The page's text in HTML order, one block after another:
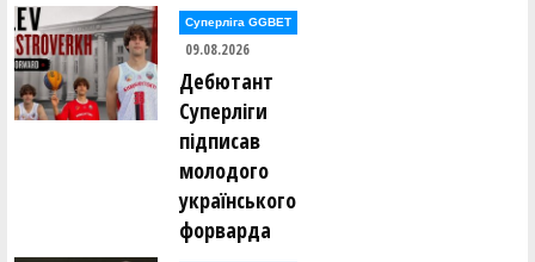
Суперліга GGBET
09.08.2026
Дебютант
Суперліги
підписав
молодого
українського
форварда